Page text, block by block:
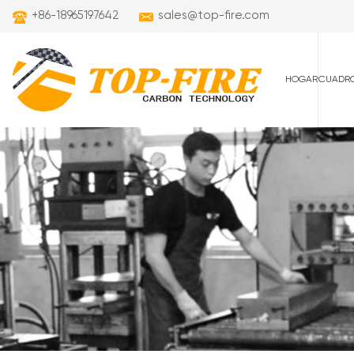
+86-18965197642 sales@top-fire.com
HOGAR